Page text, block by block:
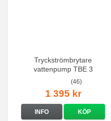
Tryckströmbrytare
vattenpump TBE 3
(46)
1 395 kr
INFO KÖP